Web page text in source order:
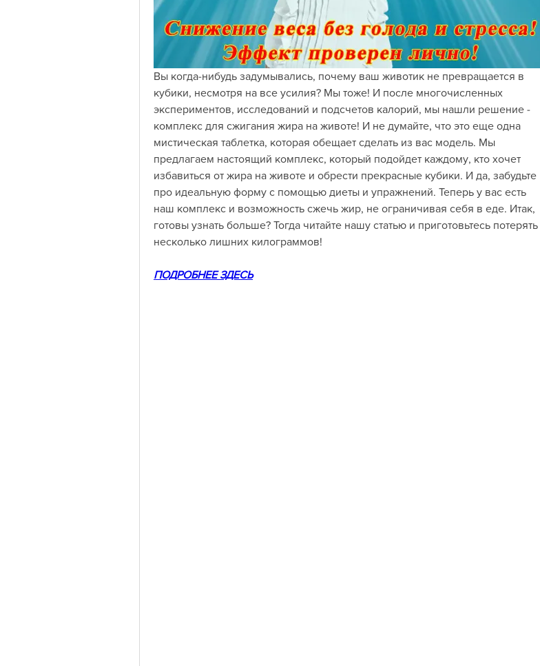
Вы когда-нибудь задумывались, почему ваш животик не превращается в
кубики, несмотря на все усилия? Мы тоже! И после многочисленных
экспериментов, исследований и подсчетов калорий, мы нашли решение -
комплекс для сжигания жира на животе! И не думайте, что это еще одна
мистическая таблетка, которая обещает сделать из вас модель. Мы
предлагаем настоящий комплекс, который подойдет каждому, кто хочет
избавиться от жира на животе и обрести прекрасные кубики. И да, забудьте
про идеальную форму с помощью диеты и упражнений. Теперь у вас есть
наш комплекс и возможность сжечь жир, не ограничивая себя в еде. Итак,
готовы узнать больше? Тогда читайте нашу статью и приготовьтесь потерять
несколько лишних килограммов!
ПОДРОБНЕЕ ЗДЕСЬ